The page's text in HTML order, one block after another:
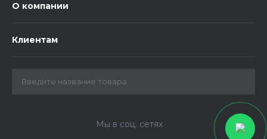
О компании
Клиентам
Мы в соц. сетях